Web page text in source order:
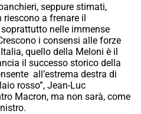
seppure stimati,
riescono a frenare il
nelle immense
i consensi alle forze
quello della Meloni è il
il successo storico della
all’estrema destra di
rosso”, Jean-Luc
Macron, ma non sarà, come